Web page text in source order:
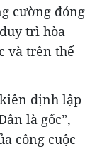
cường đóng
trì hòa
và trên thế
định lập
là gốc”,
công cuộc